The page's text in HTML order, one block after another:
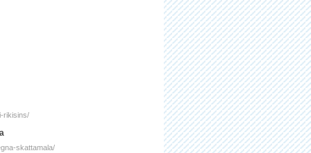
rikisins/
skattamala/